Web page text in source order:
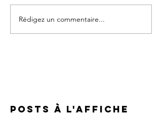
Rédigez un commentaire...
Posts à l'affiche